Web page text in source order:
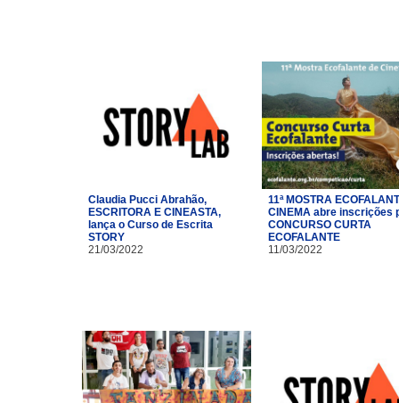
Claudia Pucci Abrahão,
ESCRITORA E CINEASTA,
lança o Curso de Escrita
STORY
21/03/2022
11ª MOSTRA
CINEMA abre inscrições
CONCURSO CURTA
ECOFALANTE
11/03/2022